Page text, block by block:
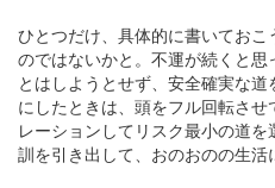
ひとつだけ、具体的に書いてお
のではないかと。不運が続くと
とはしようとせず、安全確実な
にしたときは、頭をフル回転さ
レーションしてリスク最小の道
訓を引き出して、おのおのの生活